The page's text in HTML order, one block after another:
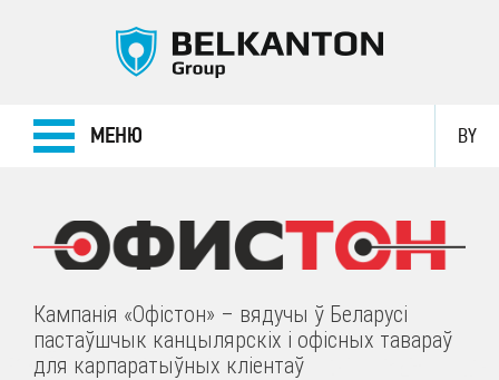
BY
МЕНЮ
Кампанія «Офістон» – вядучы ў Беларусі
пастаўшчык канцылярскіх і офісных тавараў
для карпаратыўных кліентаў